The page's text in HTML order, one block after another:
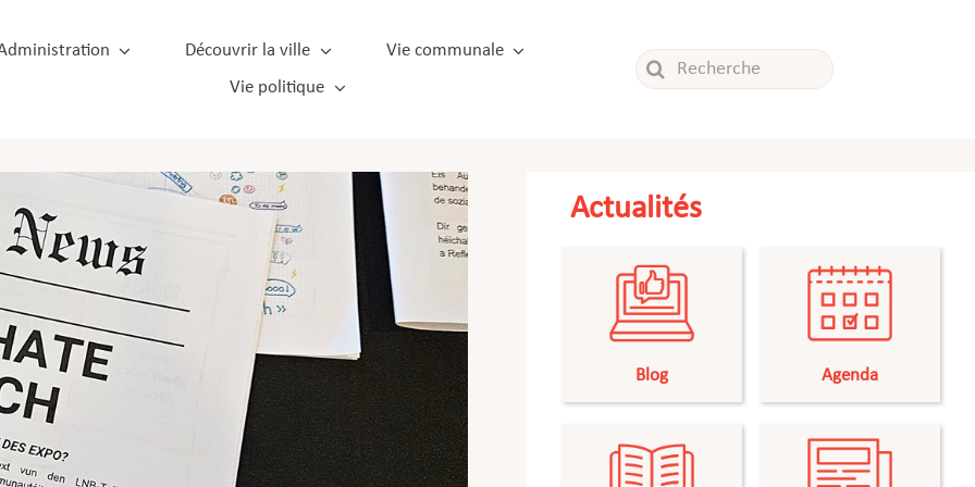
Découvrir la ville
Vie communale
Vie politique
Rechercher:
Actualités
Blog Agenda